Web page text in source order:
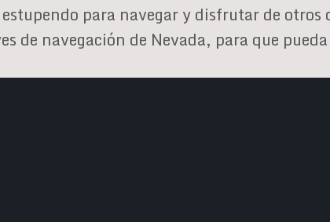
para navegar y disfrutar de
de navegación de Nevada, para que